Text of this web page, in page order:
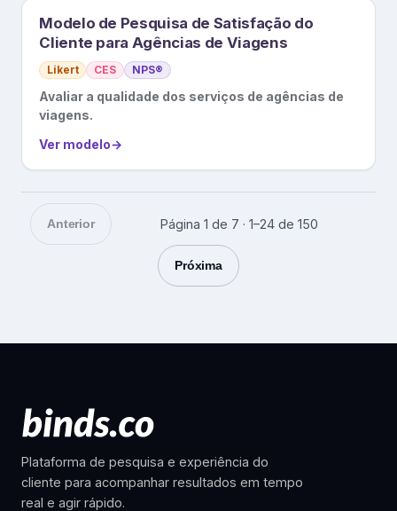
Modelo de Pesquisa de Satisfação do
Cliente para Agências de Viagens
Likert CES NPS®
Avaliar a qualidade dos serviços de agências de
viagens.
Ver modelo→
Anterior Página 1 de 7 · 1–24 de 150
Próxima
Plataforma de pesquisa e experiência do
cliente para acompanhar resultados em tempo
real e agir rápido.